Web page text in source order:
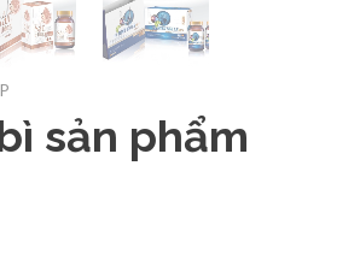
sản phẩm